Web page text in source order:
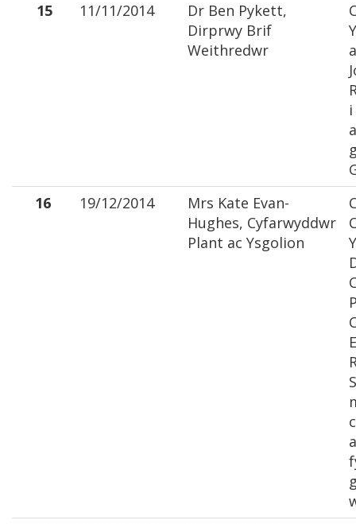
15
11/11/2014
Dr Ben Pykett,
Dirprwy Brif
Weithredwr
16
19/12/2014
Mrs Kate Evan-
Hughes, Cyfarwyddwr
Plant ac Ysgolion